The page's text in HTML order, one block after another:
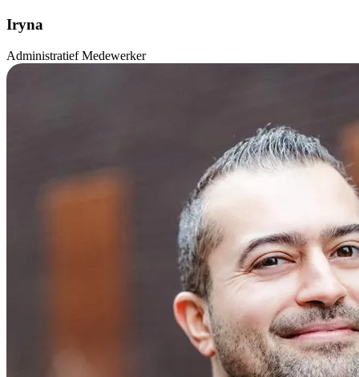
Iryna
Administratief Medewerker